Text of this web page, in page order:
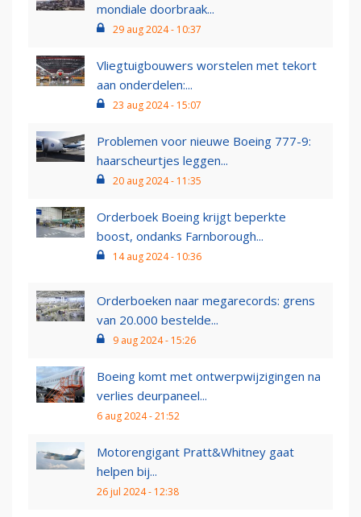
mondiale doorbraak...
29 aug 2024 - 10:37
Vliegtuigbouwers worstelen met tekort
aan onderdelen:...
23 aug 2024 - 15:07
Problemen voor nieuwe Boeing 777-9:
haarscheurtjes leggen...
20 aug 2024 - 11:35
Orderboek Boeing krijgt beperkte
boost, ondanks Farnborough...
14 aug 2024 - 10:36
Orderboeken naar megarecords: grens
van 20.000 bestelde...
9 aug 2024 - 15:26
Boeing komt met ontwerpwijzigingen na
verlies deurpaneel...
6 aug 2024 - 21:52
Motorengigant Pratt&Whitney gaat
helpen bij...
26 jul 2024 - 12:38